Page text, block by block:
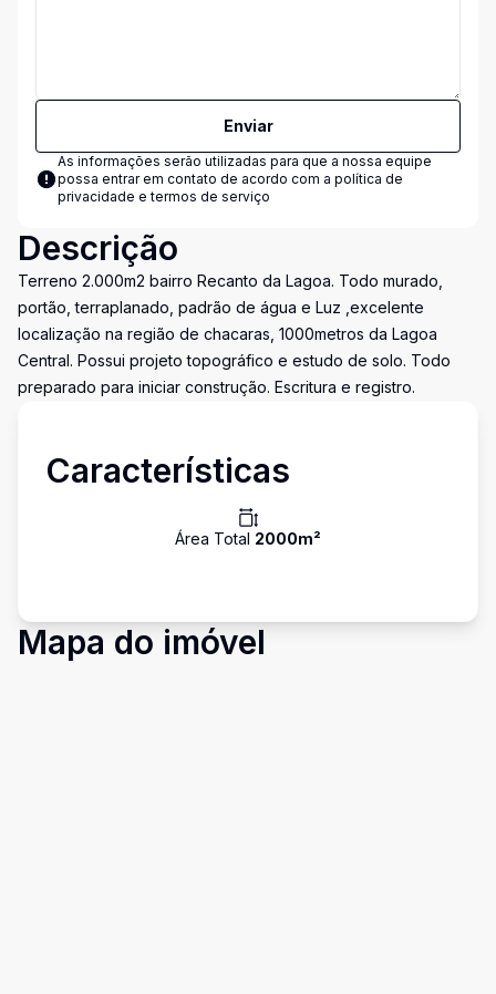
Enviar
As informações serão utilizadas para que a nossa equipe
possa entrar em contato de acordo com a política de
privacidade e termos de serviço
Descrição
Terreno 2.000m2 bairro Recanto da Lagoa. Todo murado,
portão, terraplanado, padrão de água e Luz ,excelente
localização na região de chacaras, 1000metros da Lagoa
Central. Possui projeto topográfico e estudo de solo. Todo
preparado para iniciar construção. Escritura e registro.
Características
Área Total 2000m²
Mapa do imóvel